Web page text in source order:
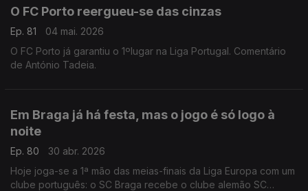
O FC Porto reergueu-se das cinzas
Ep. 81
04 mai. 2026
O FC Porto já garantiu o 1ºlugar na Liga Portugal. Comentário
de António Tadeia.
Em Braga já há festa, mas o jogo é só logo à
noite
Ep. 80
30 abr. 2026
Hoje joga-se a 1ª mão das meias-finais da Liga Europa com um
clube português: o SC Braga recebe o clube alemão SC